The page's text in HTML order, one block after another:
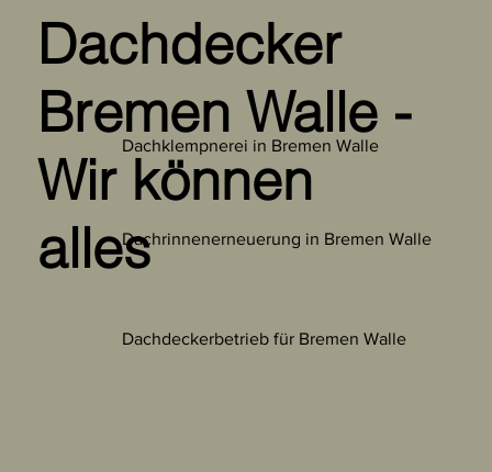
Dachdecker
Bremen Walle -
Wir können
alles
Dachklempnerei in Bremen Walle
Dachrinnenerneuerung in Bremen Walle
Dachdeckerbetrieb für Bremen Walle